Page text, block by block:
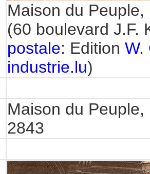
Maison du Peuple,
(60 boulevard J.F.
postale: Edition W.
industrie.lu)
Maison du
2843